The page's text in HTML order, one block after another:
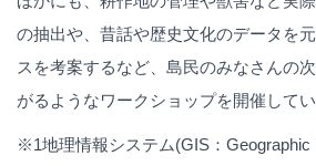
の抽出や、昔話や歴史文化のデータを
スを考案するなど、島民のみなさんの
がるようなワークショップを開催してい
※1地理情報システム(GIS：Geographic